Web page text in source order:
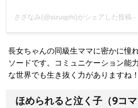
さざなみ(@sizuqphi)がシェアした投稿 -
長女ちゃんの同級生ママに密かに憧
ソードです。コミュニケーション能
な世界でも生き抜く力がありますね！
ほめられると泣く子（9コマ